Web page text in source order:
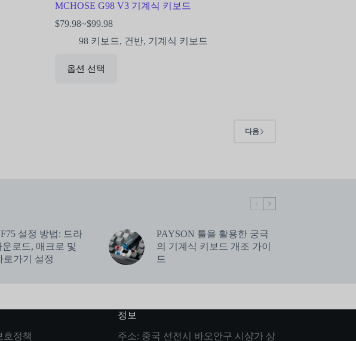
MCHOSE G98 V3 기계식 키보드
$79.98~$99.98
98 키보드, 건반, 기계식 키보드
옵션 선택
다음
설정 방법: 드라
운로드, 매크로 및
로가기 설정
PAYSON 툴을 활용한 궁극
의 기계식 키보드 개조 가이
드
호정책
정보
주소: 중국 선전시 바오안구 시샹가 상